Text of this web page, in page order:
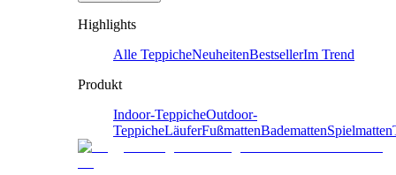
Highlights
Alle TeppicheNeuheitenBestsellerIm Trend
Produkt
Indoor-TeppicheOutdoor-
TeppicheLäuferFußmattenBademattenSpielmatten